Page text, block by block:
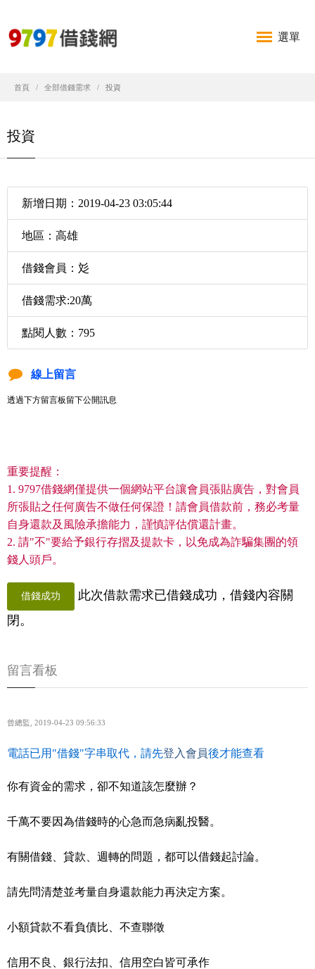
選單
首頁 全部借錢需求 投資
投資
新增日期：2019-04-23 03:05:44
地區：高雄
借錢會員：彣
借錢需求:20萬
點閱人數：795
線上留言
透過下方留言板留下公開訊息
重要提醒：
1. 9797借錢網僅提供一個網站平台讓會員張貼廣告，對會員
所張貼之任何廣告不做任何保證！請會員借款前，務必考量
自身還款及風險承擔能力，謹慎評估償還計畫。
2. 請"不"要給予銀行存摺及提款卡，以免成為詐騙集團的領
錢人頭戶。
借錢成功
此次借款需求已借錢成功，借錢內容關
閉。
留言看板
曾總監 2019-04-23 09:56:33
電話已用"借錢"字串取代，請先登入會員後才能查看
你有資金的需求，卻不知道該怎麼辦？
千萬不要因為借錢時的心急而急病亂投醫。
有關借錢、貸款、週轉的問題，都可以借錢起討論。
請先問清楚並考量自身還款能力再決定方案。
小額貸款不看負債比、不查聯徵
信用不良、銀行法扣、信用空白皆可承作